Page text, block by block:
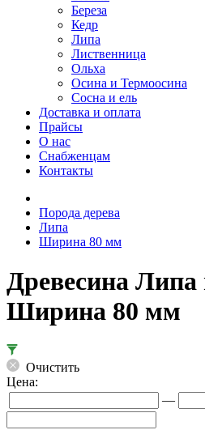
Береза
Кедр
Липа
Лиственница
Ольха
Осина и Термоосина
Сосна и ель
Доставка и оплата
Прайсы
О нас
Снабженцам
Контакты
Порода дерева
Липа
Ширина 80 мм
Древесина
Ширина 80 мм
Очистить
Цена:
—